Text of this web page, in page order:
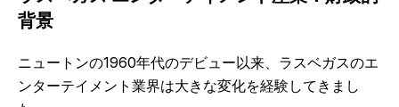
背景
ニュートンの1960年代のデビュー以来、ラスベガスのエ
ンターテイメント業界は大きな変化を経験してきまし